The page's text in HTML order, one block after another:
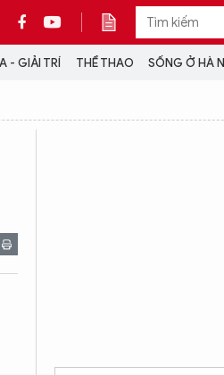
- GIẢI TRÍ THỂ THAO SỐNG Ở HÀ